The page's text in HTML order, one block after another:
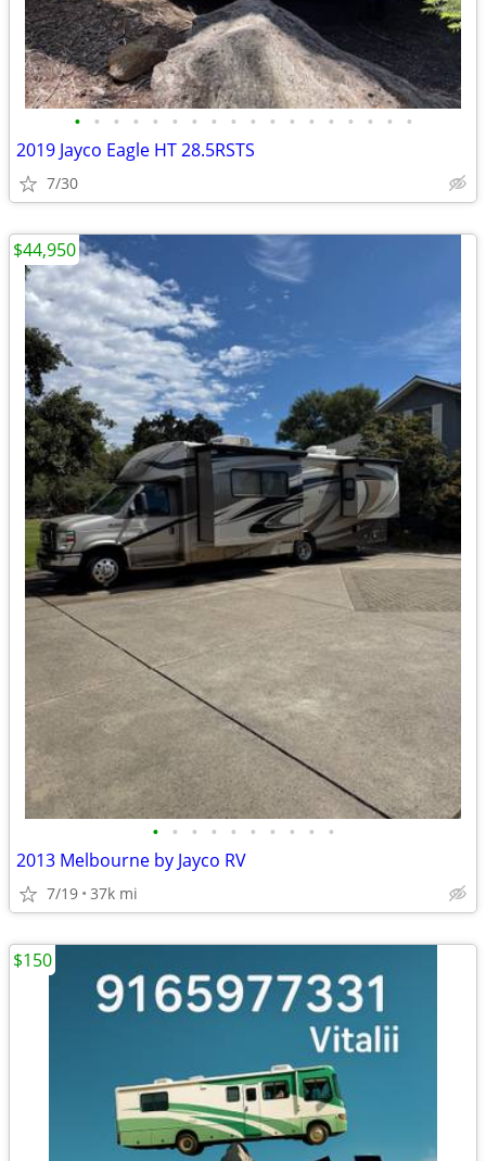
• • • • • • • • • • • • • • • • • •
2019 Jayco Eagle HT 28.5RSTS
7/30
• • • • • • • • • •
2013 Melbourne by Jayco RV
7/19 37k mi
$44,950
$150